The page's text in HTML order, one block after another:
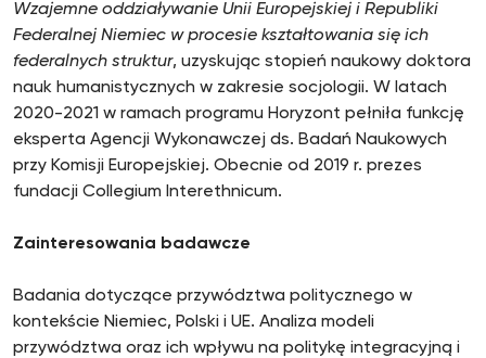
Wzajemne oddziaływanie Unii Europejskiej i Republiki
Federalnej Niemiec w procesie kształtowania się ich
federalnych struktur, uzyskując stopień naukowy doktora
nauk humanistycznych w zakresie socjologii. W latach
2020-2021 w ramach programu Horyzont pełniła funkcję
eksperta Agencji Wykonawczej ds. Badań Naukowych
przy Komisji Europejskiej. Obecnie od 2019 r. prezes
fundacji Collegium Interethnicum.
Zainteresowania badawcze
Badania dotyczące przywództwa politycznego w
kontekście Niemiec, Polski i UE. Analiza modeli
przywództwa oraz ich wpływu na politykę integracyjną i